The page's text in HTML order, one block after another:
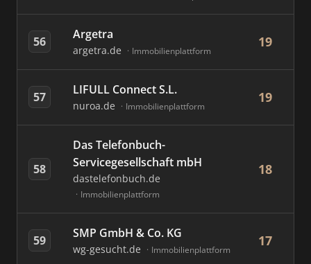
56 Argetra
argetra.de Immobilienplattform
19
57 LIFULL Connect S.L.
nuroa.de Immobilienplattform
19
58
Das Telefonbuch-
Servicegesellschaft mbH
dastelefonbuch.de
Immobilienplattform
18
59 SMP GmbH & Co. KG
wg-gesucht.de Immobilienplattform
17